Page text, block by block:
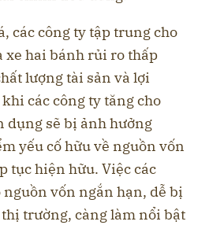
các công ty tập trung cho
xe hai bánh rủi ro thấp
lượng tài sản và lợi
các công ty tăng cho
dụng sẽ bị ảnh hưởng
yếu cố hữu về nguồn vốn
tục hiện hữu. Việc các
vốn ngắn hạn, dễ bị
trường, càng làm nổi bật